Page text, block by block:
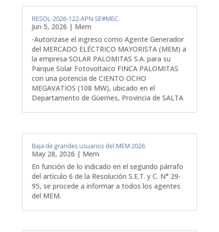
RESOL-2026-122-APN-SE#MEC
Jun 5, 2026 | Mem
-Autorizase el ingreso como Agente Generador
del MERCADO ELÉCTRICO MAYORISTA (MEM) a
la empresa SOLAR PALOMITAS S.A. para su
Parque Solar Fotovoltaico FINCA PALOMITAS
con una potencia de CIENTO OCHO
MEGAVATIOS (108 MW), ubicado en el
Departamento de Güemes, Provincia de SALTA
Baja de grandes usuarios del MEM 2026
May 28, 2026 | Mem
En función de lo indicado en el segundo párrafo
del artículo 6 de la Resolución S.E.T. y C. N° 29-
95, se procede a informar a todos los agentes
del MEM.